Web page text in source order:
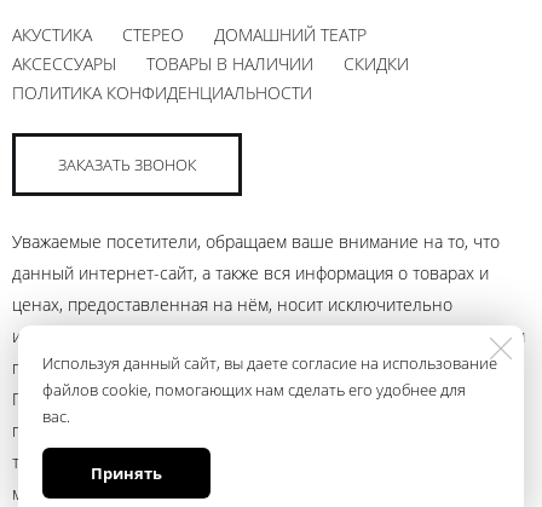
Используя данный сайт, вы даете согласие на использование
файлов cookie, помогающих нам сделать его удобнее для
вас.
Принять
АКУСТИКА СТЕРЕО
ДОМАШНИЙ ТЕАТР
АКСЕССУАРЫ
ТОВАРЫ В НАЛИЧИИ
СКИДКИ
ПОЛИТИКА КОНФИДЕНЦИАЛЬНОСТИ
ЗАКАЗАТЬ ЗВОНОК
Уважаемые посетители, обращаем ваше внимание на то, что
данный интернет-сайт, а также вся информация о товарах и
ценах, предоставленная на нём, носит исключительно
информационный характер и ни при каких условиях не является
публичной офертой, определяемой положениями Статьи 437
Гражданского кодекса Российской Федерации. Для получения
подробной информации о наличии и стоимости указанных
товаров и (или) услуг, пожалуйста, обращайтесь к менеджеру
магазина с помощью электронной почты andrey@ural.audio или